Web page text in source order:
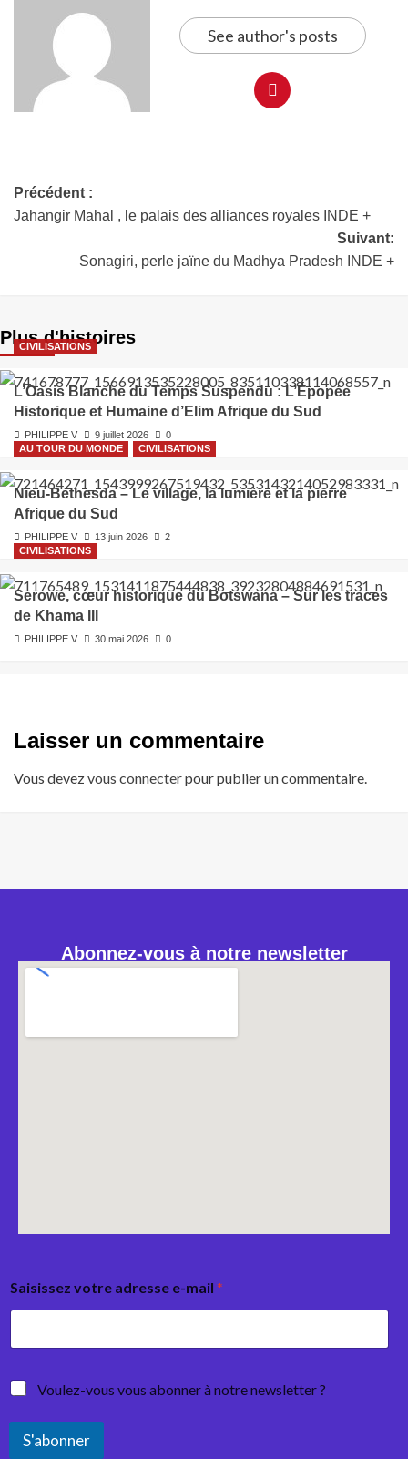
See author's posts
Précédent :
Jahangir Mahal , le palais des alliances royales INDE +
Suivant:
Sonagiri, perle jaïne du Madhya Pradesh INDE +
Plus d'histoires
CIVILISATIONS
L’Oasis Blanche du Temps Suspendu : L’Épopée
Historique et Humaine d’Elim Afrique du Sud
PHILIPPE V 9 juillet 2026
0
AU TOUR DU MONDE
CIVILISATIONS
Nieu‑Bethesda – Le village, la lumière et la pierre
Afrique du Sud
PHILIPPE V 13 juin 2026
2
CIVILISATIONS
Serowe, cœur historique du Botswana – Sur les traces
de Khama III
PHILIPPE V 30 mai 2026 0
Laisser un commentaire
Vous devezvous connecterpour publier un commentaire.
Abonnez-vous à notre newsletter
Saisissez votre adresse e-mail *
Voulez-vous vous abonner à notre newsletter ?
S'abonner